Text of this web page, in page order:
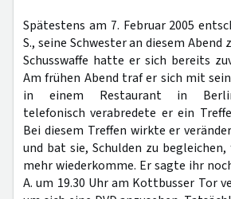
Spätestens am 7. Februar 2005
S., seine Schwester an diesem Abend
Schusswaffe hatte er sich bereits
Am frühen Abend traf er sich mit
in einem Restaurant in Berlin-
telefonisch verabredete er ein
Bei diesem Treffen wirkte er
und bat sie, Schulden zu
mehr wiederkomme. Er sagte ihr
A. um 19.30 Uhr am Kottbusser Tor